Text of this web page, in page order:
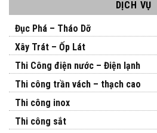
DỊCH VỤ
Đục Phá – Tháo Dỡ
Xây Trát – Ốp Lát
Thi Công điện nước – Điện lạnh
Thi công trần vách – thạch cao
Thi công inox
Thi công sắt